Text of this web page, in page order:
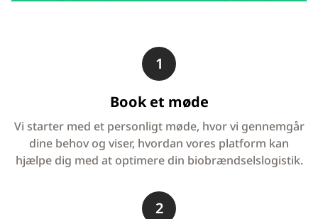
1
Book et møde
Vi starter med et personligt møde, hvor vi gennemgår
dine behov og viser, hvordan vores platform kan
hjælpe dig med at optimere din biobrændselslogistik.
2